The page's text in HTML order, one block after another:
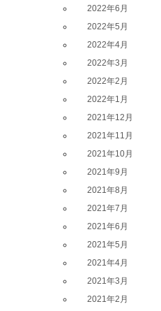
2022年6月
2022年5月
2022年4月
2022年3月
2022年2月
2022年1月
2021年12月
2021年11月
2021年10月
2021年9月
2021年8月
2021年7月
2021年6月
2021年5月
2021年4月
2021年3月
2021年2月